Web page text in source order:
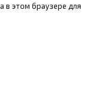
в этом браузере для